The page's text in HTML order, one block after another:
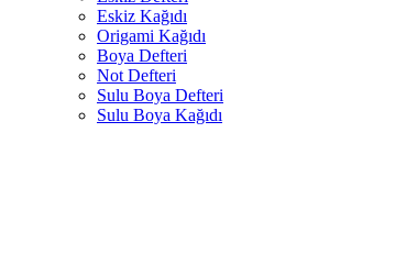
Eskiz Kağıdı
Origami Kağıdı
Boya Defteri
Not Defteri
Sulu Boya Defteri
Sulu Boya Kağıdı